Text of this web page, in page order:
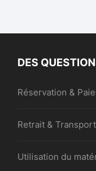
DES
Réservation &
Retrait & Transport
Utilisation du